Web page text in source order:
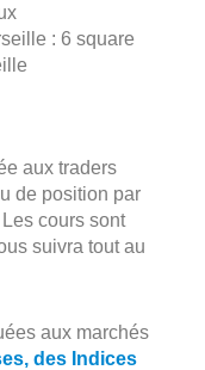
: 6 square
aux traders
de position par
cours sont
suivra tout au
aux marchés
des Indices